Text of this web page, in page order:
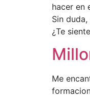
hacer en
Sin
¿Te
Me